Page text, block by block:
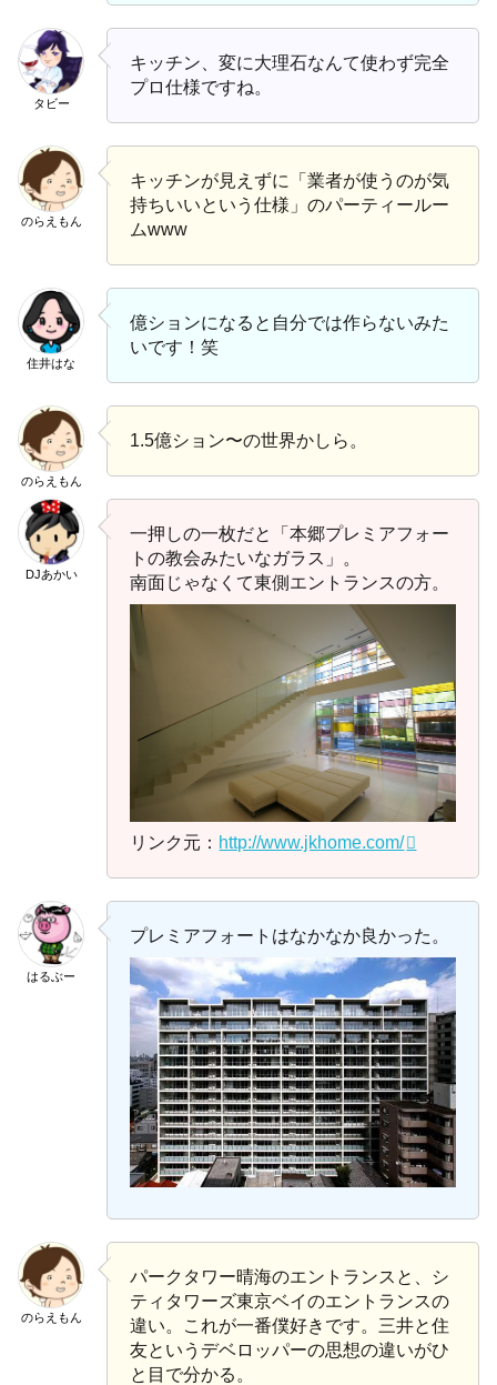
タビー
キッチン、変に大理石なんて使わず完全
プロ仕様ですね。
のらえもん
キッチンが見えずに「業者が使うのが気
持ちいいという仕様」のパーティールー
ムwww
住井はな
億ションになると自分では作らないみた
いです！笑
のらえもん
1.5億ション〜の世界かしら。
DJあかい
一押しの一枚だと「本郷プレミアフォー
トの教会みたいなガラス」。
南面じゃなくて東側エントランスの方。
リンク元： http://www.jkhome.com/
はるぶー
プレミアフォートはなかなか良かった。
のらえもん
パークタワー晴海のエントランスと、シ
ティタワーズ東京ベイのエントランスの
違い。これが一番僕好きです。三井と住
友というデベロッパーの思想の違いがひ
と目で分かる。